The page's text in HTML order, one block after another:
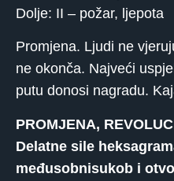
Dolje: II – požar, ljepota
Promjena. Ljudi ne
ne okonča. Najveći
putu donosi nagradu.
PROMJENA,
Delatne sile
međusobnisukob i